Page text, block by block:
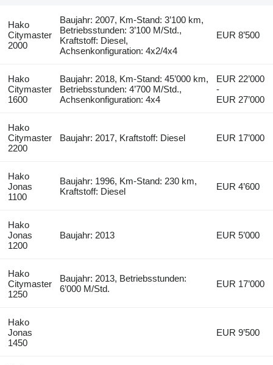
Hako
Citymaster
2000
Baujahr: 2007, Km-Stand: 3’100 km,
Betriebsstunden: 3’100 M/Std.,
Kraftstoff: Diesel,
Achsenkonfiguration: 4x2/4x4
EUR 8’500
Hako
Citymaster
1600
Baujahr: 2018, Km-Stand: 45’000 km,
Betriebsstunden: 4’700 M/Std.,
Achsenkonfiguration: 4x4
EUR 22’000
-
EUR 27’000
Hako
Citymaster
2200
Baujahr: 2017, Kraftstoff: Diesel EUR 17’000
Hako
Jonas
1100
Baujahr: 1996, Km-Stand: 230 km,
Kraftstoff: Diesel
EUR 4’600
Hako
Jonas
1200
Baujahr: 2013 EUR 5’000
Hako
Citymaster
1250
Baujahr: 2013, Betriebsstunden:
6’000 M/Std.
EUR 17’000
Hako
Jonas
1450
EUR 9’500